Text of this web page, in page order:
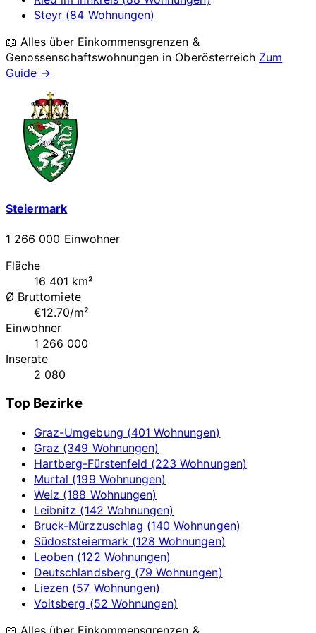
Steyr (84 Wohnungen)
📖 Alles über Einkommensgrenzen &
Genossenschaftswohnungen in Oberösterreich Zum
Guide →
Steiermark
1 266 000 Einwohner
Fläche
16 401 km²
Ø Bruttomiete
€12.70/m²
Einwohner
1 266 000
Inserate
2 080
Top Bezirke
Graz-Umgebung (401 Wohnungen)
Graz (349 Wohnungen)
Hartberg-Fürstenfeld (223 Wohnungen)
Murtal (199 Wohnungen)
Weiz (188 Wohnungen)
Leibnitz (142 Wohnungen)
Bruck-Mürzzuschlag (140 Wohnungen)
Südoststeiermark (128 Wohnungen)
Leoben (122 Wohnungen)
Deutschlandsberg (79 Wohnungen)
Liezen (57 Wohnungen)
Voitsberg (52 Wohnungen)
📖 Alles über Einkommensgrenzen &